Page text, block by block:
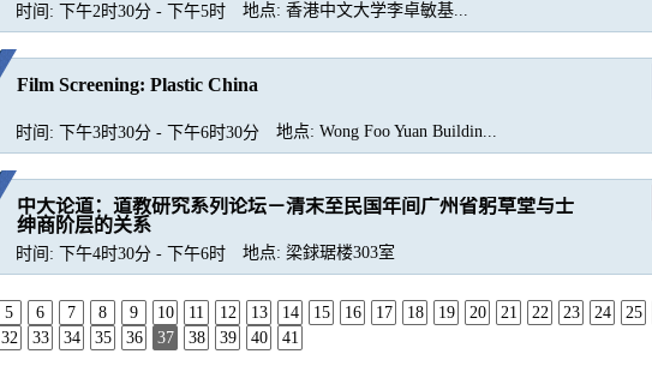
时间: 下午2时30分 - 下午5时 地点: 香港中文大学李卓敏基...
Film Screening: Plastic China
时间: 下午3时30分 - 下午6时30分 地点: Wong Foo Yuan Buildin...
中大论道：道教研究系列论坛－清末至民国年间广州省躬草堂与士
绅商阶层的关系
时间: 下午4时30分 - 下午6时 地点: 梁銶琚楼303室
5 6 7 8 9 10 11 12 13 14 15 16 17 18 19 20 21 22 23 24 25
32 33 34 35 36 37 38 39 40 41